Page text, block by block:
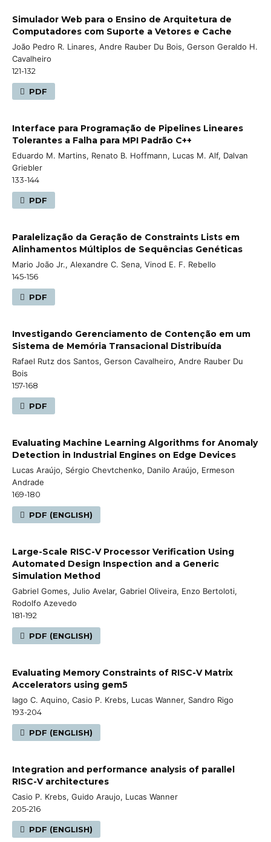
Simulador Web para o Ensino de Arquitetura de
Computadores com Suporte a Vetores e Cache
João Pedro R. Linares, Andre Rauber Du Bois, Gerson Geraldo H.
Cavalheiro
121-132
PDF
Interface para Programação de Pipelines Lineares
Tolerantes a Falha para MPI Padrão C++
Eduardo M. Martins, Renato B. Hoffmann, Lucas M. Alf, Dalvan
Griebler
133-144
PDF
Paralelização da Geração de Constraints Lists em
Alinhamentos Múltiplos de Sequências Genéticas
Mario João Jr., Alexandre C. Sena, Vinod E. F. Rebello
145-156
PDF
Investigando Gerenciamento de Contenção em um
Sistema de Memória Transacional Distribuída
Rafael Rutz dos Santos, Gerson Cavalheiro, Andre Rauber Du
Bois
157-168
PDF
Evaluating Machine Learning Algorithms for Anomaly
Detection in Industrial Engines on Edge Devices
Lucas Araújo, Sérgio Chevtchenko, Danilo Araújo, Ermeson
Andrade
169-180
PDF (ENGLISH)
Large-Scale RISC-V Processor Verification Using
Automated Design Inspection and a Generic
Simulation Method
Gabriel Gomes, Julio Avelar, Gabriel Oliveira, Enzo Bertoloti,
Rodolfo Azevedo
181-192
PDF (ENGLISH)
Evaluating Memory Constraints of RISC-V Matrix
Accelerators using gem5
Iago C. Aquino, Casio P. Krebs, Lucas Wanner, Sandro Rigo
193-204
PDF (ENGLISH)
Integration and performance analysis of parallel
RISC-V architectures
Casio P. Krebs, Guido Araujo, Lucas Wanner
205-216
PDF (ENGLISH)